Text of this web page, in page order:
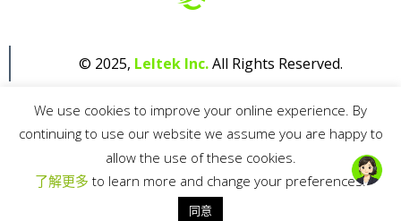
© 2025, Leltek Inc.All Rights Reserved.
Privacy Policy
We use cookies to improve your online experience. By
continuing to use our website we assume you are happy to
allow the use of these cookies.
了解更多 to learn more and change your preferences.
同意